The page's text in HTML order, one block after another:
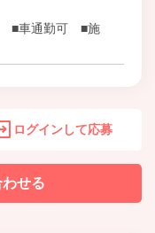
■車通勤可 ■施
ログインして応募
せる